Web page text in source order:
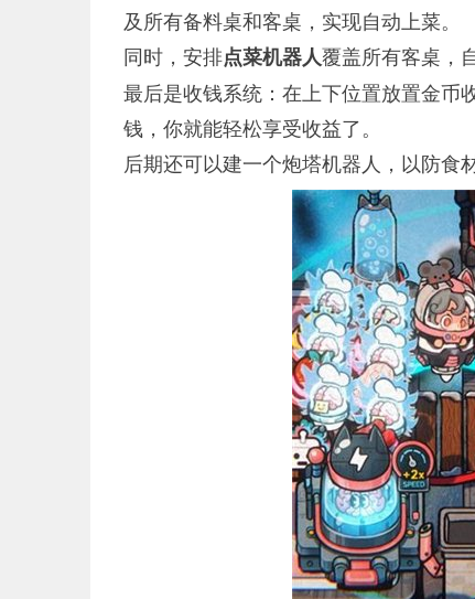
及所有备料桌和客桌，实现自动上菜。
同时，安排点菜机器人覆盖所有客桌，
最后是收钱系统：在上下位置放置金币
钱，你就能轻松享受收益了。
后期还可以建一个炮塔机器人，以防食